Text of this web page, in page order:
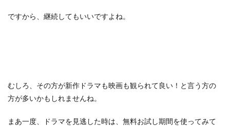
ですから、継続してもいいですよね。
むしろ、その方が新作ドラマも映画も観られて良い！と言う方の
方が多いかもしれませんね。
まあ一度、ドラマを見逃した時は、無料お試し期間を使ってみて